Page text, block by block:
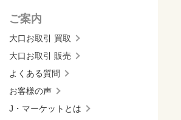
ご案内
大口お取引 買取
大口お取引 販売
よくある質問
お客様の声
J・マーケットとは